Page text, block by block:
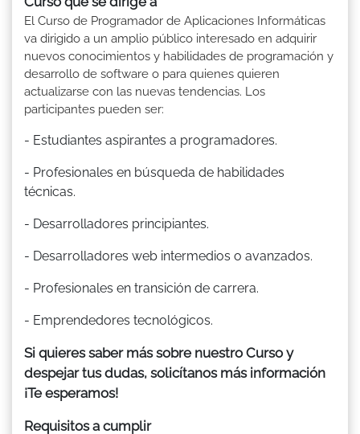
El Curso de Programador de Aplicaciones Informáticas
va dirigido a un amplio público interesado en adquirir
nuevos conocimientos y habilidades de programación y
desarrollo de software o para quienes quieren
actualizarse con las nuevas tendencias. Los
participantes pueden ser:
- Estudiantes aspirantes a programadores.
- Profesionales en búsqueda de habilidades
técnicas.
- Desarrolladores principiantes.
- Desarrolladores web intermedios o avanzados.
- Profesionales en transición de carrera.
- Emprendedores tecnológicos.
Si quieres saber más sobre nuestro Curso y
despejar tus dudas, solicítanos más información
¡Te esperamos!
Requisitos a cumplir